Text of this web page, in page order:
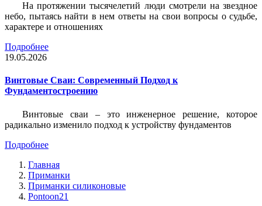
На протяжении тысячелетий люди смотрели на звездное
небо, пытаясь найти в нем ответы на свои вопросы о судьбе,
характере и отношениях
Подробнее
19.05.2026
Винтовые Сваи: Современный Подход к
Фундаментостроению
Винтовые сваи – это инженерное решение, которое
радикально изменило подход к устройству фундаментов
Подробнее
Главная
Приманки
Приманки силиконовые
Pontoon21